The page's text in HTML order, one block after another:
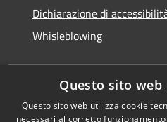
Dichiarazione di
Whisleblowing
RSS
Questo sito
Questo sito web utilizza cookie
necessari al corretto